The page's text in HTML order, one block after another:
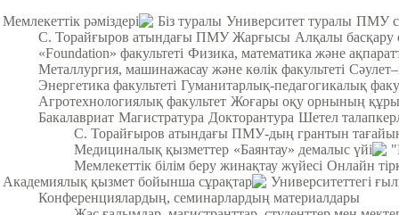
Мемлекеттік рәміздері
Біз туралы Университет туралы ПМУ
С. Торайғыров атындағы ПМУ Жарғысы Алқалы басқару
«Foundation» факультеті Физика, математика және
Металлургия, машинажасау және көлік факультеті
Энергетика факультеті Гуманитарлық-педагогикалық
Агротехнологиялық факультет Жоғары оқу орнының
Бакалавриат Магистратура Докторантура Шетел
С. Торайғыров атындағы ПМУ-дың грантын
Медициналық қызметтер «Баянтау» демалыс үйі
Мемлекеттік білім беру жинақтау жүйесі Онлайн
Академиялық қызмет бойынша сұрақтар
Университеттегі
Конференциялардың, семинарлардың материалдары